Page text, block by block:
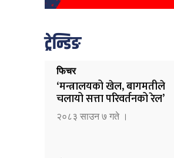
ट्रेन्डिङ
फिचर
‘मन्त्रालयको खेल, बागमतीले
चलायो सत्ता परिवर्तनको रेल’
२०८३ साउन ७ गते ।